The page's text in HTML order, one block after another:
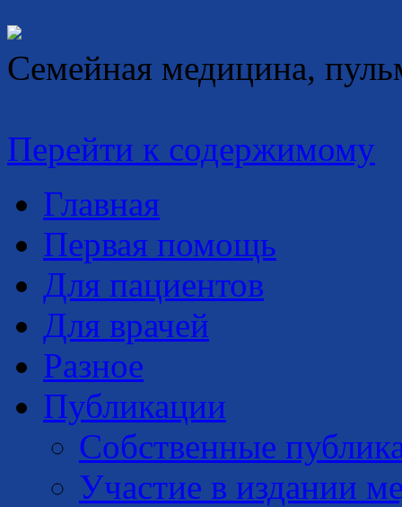
Семейная медицина,
Перейти к содержимому
Главная
Первая помощь
Для пациентов
Для врачей
Разное
Публикации
Собственные
Участие в издании